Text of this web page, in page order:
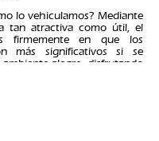
lo vehiculamos? Mediante
tan atractiva como útil, el
firmemente en que los
más significativos si se
alegre, disfrutando